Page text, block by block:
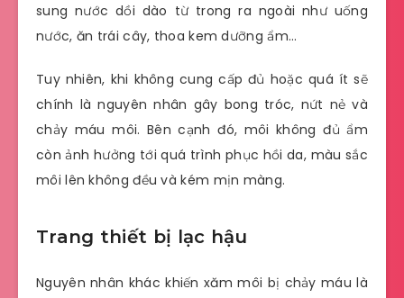
sung nước dồi dào từ trong ra ngoài như uống
nước, ăn trái cây, thoa kem dưỡng ẩm…
Tuy nhiên, khi không cung cấp đủ hoặc quá ít sẽ
chính là nguyên nhân gây bong tróc, nứt nẻ và
chảy máu môi. Bên cạnh đó, môi không đủ ẩm
còn ảnh hưởng tới quá trình phục hồi da, màu sắc
môi lên không đều và kém mịn màng.
Trang thiết bị lạc hậu
Nguyên nhân khác khiến xăm môi bị chảy máu là